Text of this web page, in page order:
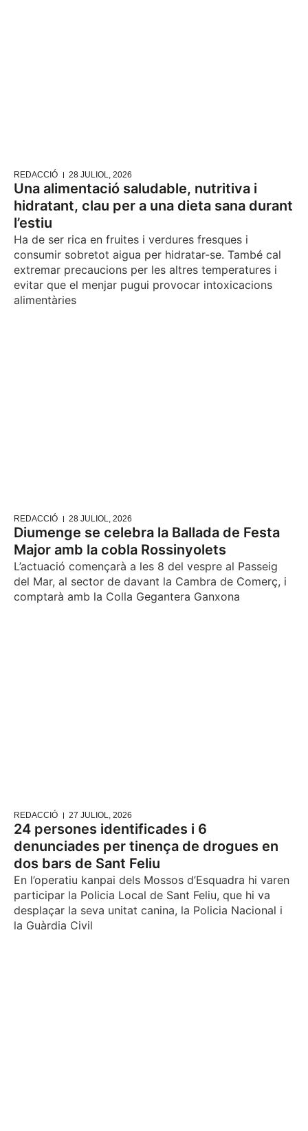
REDACCIÓ 28 JULIOL, 2026
Una alimentació saludable, nutritiva i
hidratant, clau per a una dieta sana durant
l’estiu
Ha de ser rica en fruites i verdures fresques i
consumir sobretot aigua per hidratar-se. També cal
extremar precaucions per les altres temperatures i
evitar que el menjar pugui provocar intoxicacions
alimentàries
REDACCIÓ 28 JULIOL, 2026
Diumenge se celebra la Ballada de Festa
Major amb la cobla Rossinyolets
L’actuació començarà a les 8 del vespre al Passeig
del Mar, al sector de davant la Cambra de Comerç, i
comptarà amb la Colla Gegantera Ganxona
REDACCIÓ 27 JULIOL, 2026
24 persones identificades i 6
denunciades per tinença de drogues en
dos bars de Sant Feliu
En l’operatiu kanpai dels Mossos d’Esquadra hi varen
participar la Policia Local de Sant Feliu, que hi va
desplaçar la seva unitat canina, la Policia Nacional i
la Guàrdia Civil